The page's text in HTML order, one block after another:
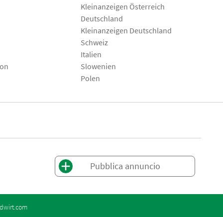
Kleinanzeigen Österreich
Deutschland
Kleinanzeigen Deutschland
Schweiz
Italien
Slowenien
Polen
Pubblica annuncio